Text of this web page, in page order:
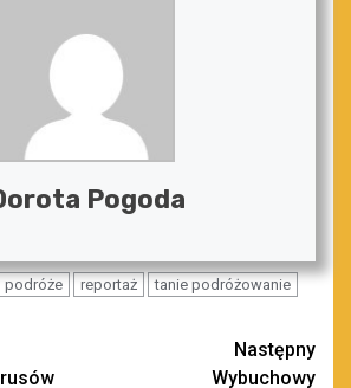
Pogoda
podróże reportaż
tanie podróżowanie
Następny
Wybuchowy